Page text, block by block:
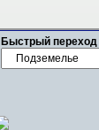
Быстрый переход